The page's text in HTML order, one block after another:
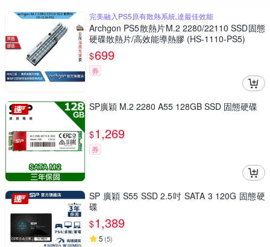
完美融入PS5原有散熱系統,達最佳效能
Archgon PS5散熱片M.2 2280/22110 SSD固態
硬碟散熱片/高效能導熱膠 (HS-1110-PS5)
$699
券
SP廣穎 M.2 2280 A55 128GB SSD 固態硬碟
$1,269
券
SP 廣穎 S55 SSD 2.5吋 SATA 3 120G 固態硬
碟
$1,389
5 (5)